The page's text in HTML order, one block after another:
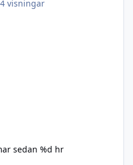
(eller när de nu skördar
visningar
sedan %d hr